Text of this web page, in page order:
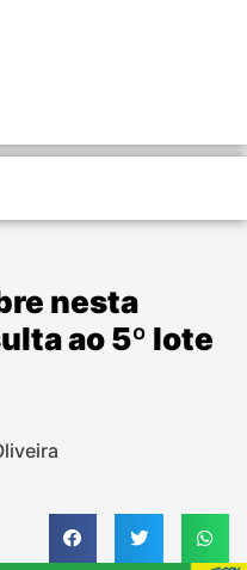
nesta
ao 5º lote